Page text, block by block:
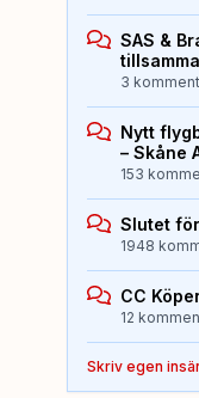
SAS &
3
Nytt
– Skåne
153
Slutet för
1948
CC
12
Skriv egen